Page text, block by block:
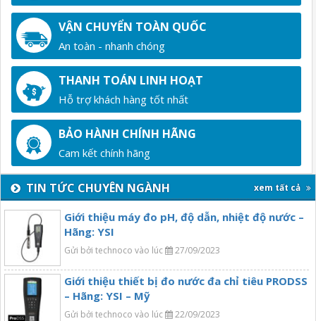
VẬN CHUYỂN TOÀN QUỐC
An toàn - nhanh chóng
THANH TOÁN LINH HOẠT
Hỗ trợ khách hàng tốt nhất
BẢO HÀNH CHÍNH HÃNG
Cam kết chính hãng
TIN TỨC CHUYÊN NGÀNH xem tất cả
Giới thiệu máy đo pH, độ dẫn, nhiệt độ nước –
Hãng: YSI
Gửi bởi technoco vào lúc 27/09/2023
Giới thiệu thiết bị đo nước đa chỉ tiêu PRODSS
– Hãng: YSI – Mỹ
Gửi bởi technoco vào lúc 22/09/2023